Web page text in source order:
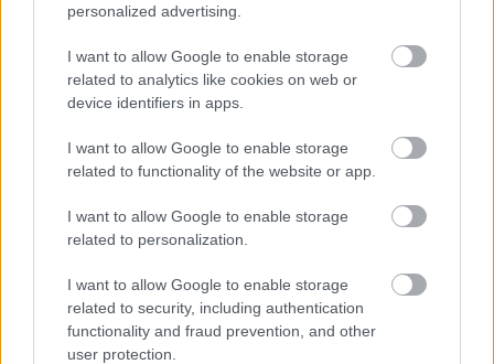
personalized advertising.
I want to allow Google to enable storage
related to analytics like cookies on web or
device identifiers in apps.
I want to allow Google to enable storage
related to functionality of the website or app.
I want to allow Google to enable storage
related to personalization.
I want to allow Google to enable storage
related to security, including authentication
functionality and fraud prevention, and other
user protection.
Meccs Center